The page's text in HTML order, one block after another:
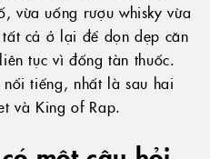
vừa uống rượu whisky vừa
cả ở lại để dọn dẹp căn
tục vì đống tàn thuốc.
tiếng, nhất là sau hai
và King of Rap.